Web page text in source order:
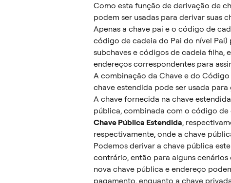
Como esta função de derivação de
podem ser usadas para derivar suas
Apenas a chave pai e o código de
código de cadeia do Pai do nível
subchaves e códigos de cadeia filha,
endereços correspondentes para
A combinação da Chave e do
chave estendida pode ser usada
A chave fornecida na chave
pública, combinada com o código de
Chave Pública Estendida,
respectivamente, onde a chave
Podemos derivar a chave pública
contrário, então para alguns
nova chave pública e endereço
pagamento, enquanto a chave